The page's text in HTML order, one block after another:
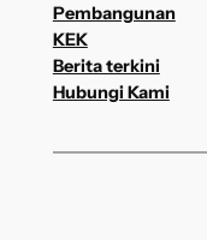
Pembangunan
KEK
Berita terkini
Hubungi Kami